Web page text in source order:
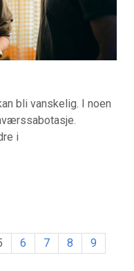
bli vanskelig. I noen
i
6 7 8
9